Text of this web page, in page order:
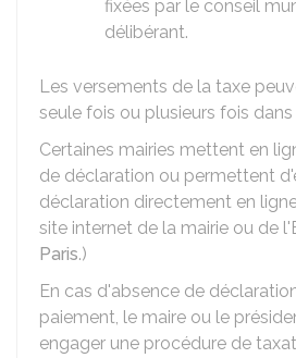
fixées par le conseil
délibérant.
Les versements de la taxe
seule fois ou plusieurs fois dans
Certaines mairies mettent en
de déclaration ou permettent
déclaration directement en
site internet de la mairie ou de
Paris.)
En cas d'absence de
paiement, le maire ou le
engager une procédure de